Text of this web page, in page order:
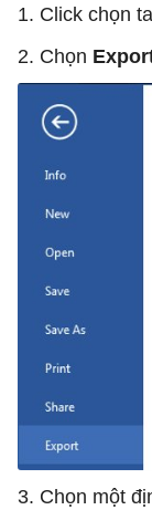
1. Click chọn
2. Chọn
3. Chọn một